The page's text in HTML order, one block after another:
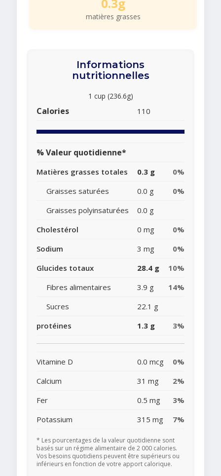
0.3g
matières grasses
Informations
nutritionnelles
1 cup (236.6g)
Calories 110
% Valeur quotidienne*
Matières grasses totales 0.3 g
0%
Graisses saturées
0.0 g
0%
Graisses polyinsaturées
0.0 g
Cholestérol
0 mg
0%
Sodium
3 mg
0%
Glucides totaux
28.4 g
10%
Fibres alimentaires
3.9 g
14%
Sucres
22.1 g
protéines
1.3 g 3%
Vitamine D 0.0 mcg
0%
Calcium
31 mg
2%
Fer
0.5 mg
3%
Potassium
315 mg 7%
* Les pourcentages de la valeur quotidienne sont
basés sur un régime alimentaire de 2 000 calories.
Vos besoins quotidiens peuvent être supérieurs ou
inférieurs en fonction de votre apport calorique.